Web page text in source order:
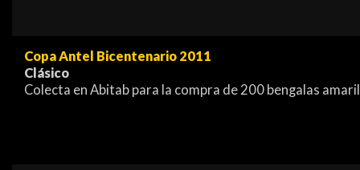
Copa Antel Bicentenario 2011
Clásico
Colecta en Abitab para la compra de 200 bengalas